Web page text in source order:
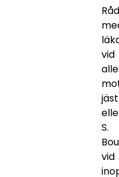
vid
jäst
S.
vid